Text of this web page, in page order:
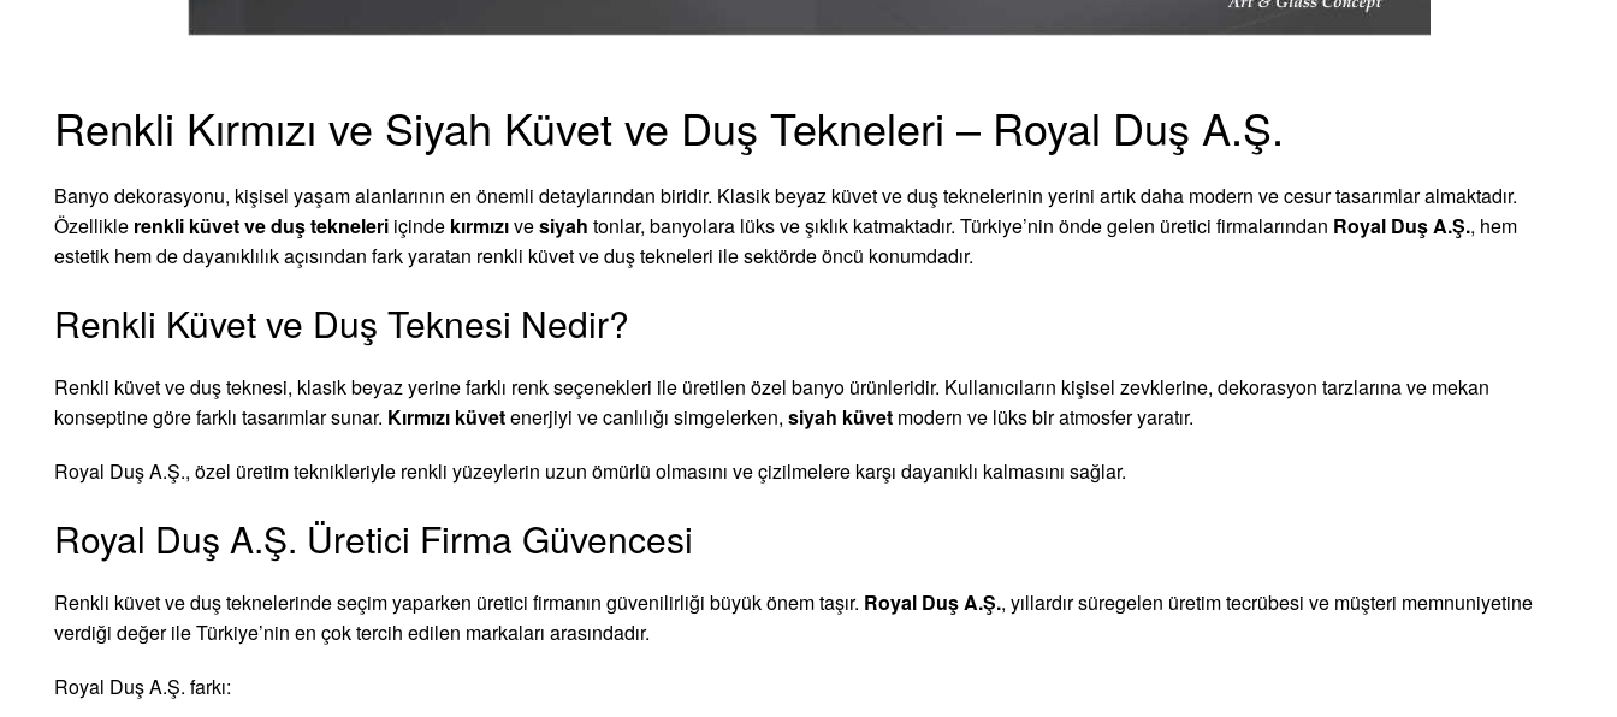
Renkli Kırmızı ve Siyah Küvet ve Duş Tekneleri – Royal Duş A.Ş.
Banyo dekorasyonu, kişisel yaşam alanlarının en önemli detaylarından biridir. Klasik beyaz küvet ve duş teknelerinin yerini artık daha modern ve cesur tasarımlar almaktadır.
Özellikle renkli küvet ve duş tekneleri içinde kırmızıvesiyah tonlar, banyolara lüks ve şıklık katmaktadır. Türkiye’nin önde gelen üretici firmalarından Royal Duş A.Ş., hem
estetik hem de dayanıklılık açısından fark yaratan renkli küvet ve duş tekneleri ile sektörde öncü konumdadır.
Renkli Küvet ve Duş Teknesi Nedir?
Renkli küvet ve duş teknesi, klasik beyaz yerine farklı renk seçenekleri ile üretilen özel banyo ürünleridir. Kullanıcıların kişisel zevklerine, dekorasyon tarzlarına ve mekan
konseptine göre farklı tasarımlar sunar. Kırmızı küvetenerjiyi ve canlılığı simgelerken, siyah küvet modern ve lüks bir atmosfer yaratır.
Royal Duş A.Ş., özel üretim teknikleriyle renkli yüzeylerin uzun ömürlü olmasını ve çizilmelere karşı dayanıklı kalmasını sağlar.
Royal Duş A.Ş. Üretici Firma Güvencesi
Renkli küvet ve duş teknelerinde seçim yaparken üretici firmanın güvenilirliği büyük önem taşır. Royal Duş A.Ş., yıllardır süregelen üretim tecrübesi ve müşteri memnuniyetine
verdiği değer ile Türkiye’nin en çok tercih edilen markaları arasındadır.
Royal Duş A.Ş. farkı: